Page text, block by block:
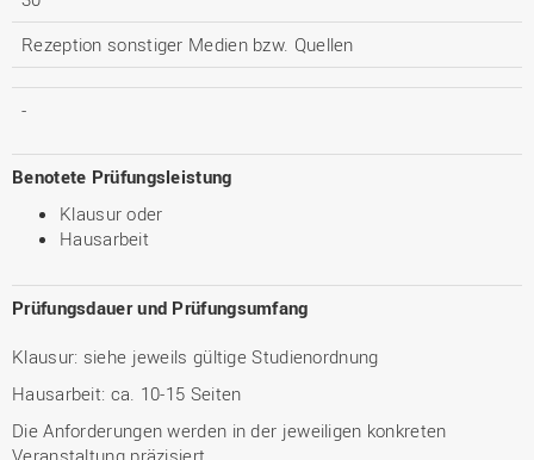
Rezeption sonstiger Medien bzw. Quellen
-
Benotete Prüfungsleistung
Klausur oder
Hausarbeit
Prüfungsdauer und Prüfungsumfang
Klausur: siehe jeweils gültige Studienordnung
Hausarbeit: ca. 10-15 Seiten
Die Anforderungen werden in der jeweiligen konkreten
Veranstaltung präzisiert.